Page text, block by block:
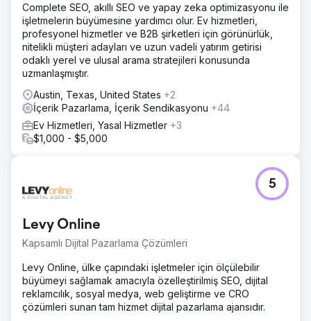
Complete SEO, akıllı SEO ve yapay zeka optimizasyonu ile
işletmelerin büyümesine yardımcı olur. Ev hizmetleri,
profesyonel hizmetler ve B2B şirketleri için görünürlük,
nitelikli müşteri adayları ve uzun vadeli yatırım getirisi
odaklı yerel ve ulusal arama stratejileri konusunda
uzmanlaşmıştır.
Austin, Texas, United States +2
İçerik Pazarlama, İçerik Sendikasyonu +44
Ev Hizmetleri, Yasal Hizmetler +3
$1,000 - $5,000
Levy Online
Kapsamlı Dijital Pazarlama Çözümleri
5
Levy Online, ülke çapındaki işletmeler için ölçülebilir
büyümeyi sağlamak amacıyla özelleştirilmiş SEO, dijital
reklamcılık, sosyal medya, web geliştirme ve CRO
çözümleri sunan tam hizmet dijital pazarlama ajansıdır.